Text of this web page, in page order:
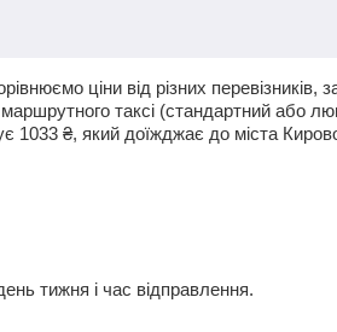
ціни від різних перевізників,
таксі (стандартний або
1033 ₴, який доїжджає до міста
тижня і час відправлення.